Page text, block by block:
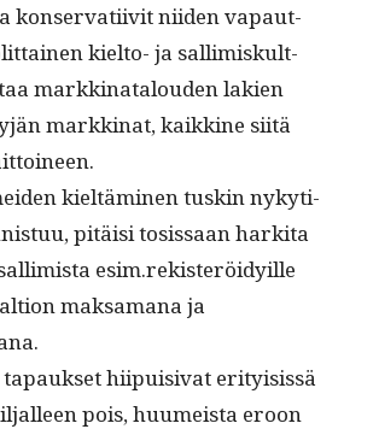
kon­ser­vati­iv­it niiden vapaut­
kiel­to- ja sal­limiskult­
markki­na­t­alouden lakien
markki­nat, kaikkine siitä
kieltämi­nen tuskin nykyti­
pitäisi tosis­saan harki­ta
esim.rekisteröidyille
mak­samana ja
hiipuisi­vat eri­ty­i­sis­sä
pois, huumeista eroon